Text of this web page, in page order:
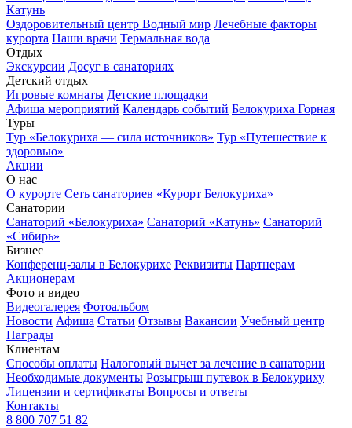
Катунь
Оздоровительный центр Водный мир Лечебные факторы
курорта Наши врачи Термальная вода
Отдых
Экскурсии Досуг в санаториях
Детский отдых
Игровые комнаты Детские площадки
Афиша мероприятий Календарь событий Белокуриха Горная
Туры
Тур «Белокуриха — сила источников» Тур «Путешествие к
здоровью»
Акции
О нас
О курорте Сеть санаториев «Курорт Белокуриха»
Санатории
Санаторий «Белокуриха» Санаторий «Катунь» Санаторий
«Сибирь»
Бизнес
Конференц-залы в Белокурихе Реквизиты Партнерам
Акционерам
Фото и видео
Видеогалерея Фотоальбом
Новости Афиша Статьи Отзывы Вакансии Учебный центр
Награды
Клиентам
Способы оплаты Налоговый вычет за лечение в санатории
Необходимые документы Розыгрыш путевок в Белокуриху
Лицензии и сертификаты Вопросы и ответы
Контакты
8 800 707 51 82